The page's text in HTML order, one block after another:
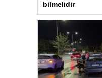
bilmelidir